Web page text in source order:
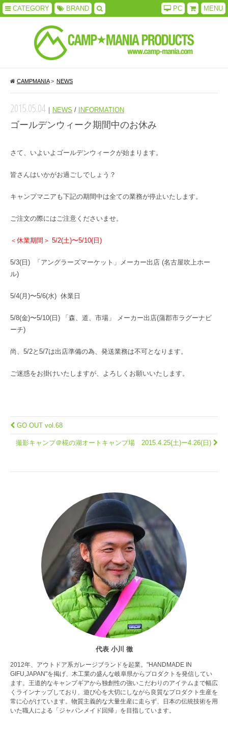
CATEGORY BRAND MENU
PC
CAMPMANIA> NEWS
2015.05.04 ｜ NEWS / INFORMATION
ゴールデンウィーク期間中のお休み
さて、いよいよゴールデンウィークが始まります。
皆さんはいかがお過ごしでしょう？
キャンプマニアも下記の期間中は全ての業務が停止いたします。
ご注文の際にはご注意くださいませ。
＜休業期間＞ 5/2(土)〜5/10(日)
5/3(日) 「アングラーズマーケット」メーカー出店 (名古屋吹上ホー
ル)
5/4(月)〜5/6(水) 休業日
5/8(金)〜5/10(日) 「森、道、市場」 メーカー出店(蒲郡市ラグーナビ
ーチ)
尚、5/2と5/7は出店準備の為、発送業務は不可となります。
ご迷惑をお掛けいたしますが、よろしくお願いいたします。
GO OUT vol.68
撮影キャンプ＠椛の湖オートキャンプ場 2015.4.25(土)ー4.26(日)
代表 小川 徹
2012年、アウトドア系ガレージブランドを起業。"HANDMADE IN
GIFU,JAPAN"を掲げ、木工業の盛んな岐阜県からプロダクトを発信してい
ます。王道的なキャンプギアから独創性の強いこだわりのアイテムまで幅広
くラインナップしており、遊び心を大切にしながら良質なプロダクト生産を
常に心がけています。物質主義的な大量生産に走らず、日本の伝統技術を用
いた職人による「ジャパンメイド回帰」を目指しています。